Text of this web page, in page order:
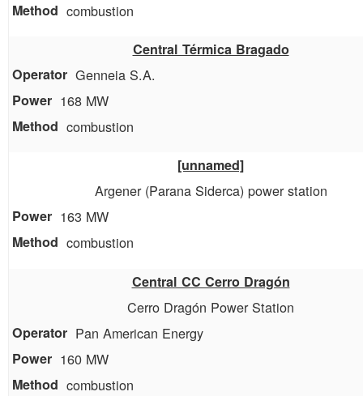
combustion
Central Térmica Bragado
Genneia S.A.
168 MW
combustion
[unnamed]
Argener (Parana Siderca) power station
163 MW
combustion
Central CC Cerro Dragón
Cerro Dragón Power Station
Pan American Energy
160 MW
combustion